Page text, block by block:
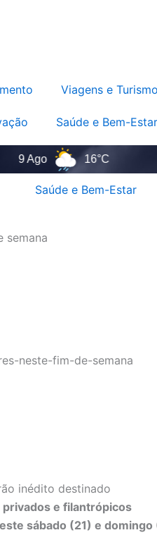
Viagens e Turismo
Saúde e Bem-Estar
16°C 10
Saúde e Bem-Estar
semana
inédito destinado
e filantrópicos
sábado (21) e domingo